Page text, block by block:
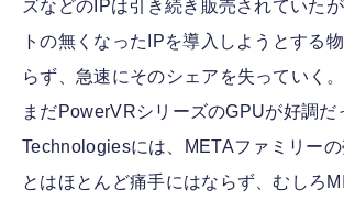
ズなどのIPは引き続き販売されていた
トの無くなったIPを導入しようとする
らず、急速にそのシェアを失っていく
まだPowerVRシリーズのGPUが好調だ
Technologiesには、METAファミリーの
とはほとんど痛手にはならず、むしろ